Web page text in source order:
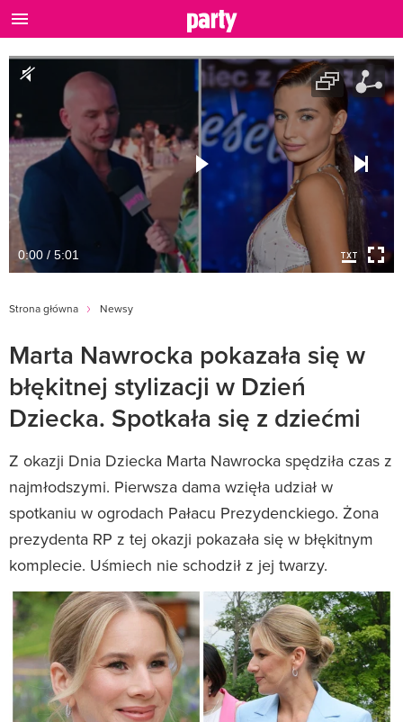
0:00 / 5:01
Strona główna Newsy
Marta Nawrocka pokazała się w
błękitnej stylizacji w Dzień
Dziecka. Spotkała się z dziećmi
Z okazji Dnia Dziecka Marta Nawrocka spędziła czas z
najmłodszymi. Pierwsza dama wzięła udział w
spotkaniu w ogrodach Pałacu Prezydenckiego. Żona
prezydenta RP z tej okazji pokazała się w błękitnym
komplecie. Uśmiech nie schodził z jej twarzy.